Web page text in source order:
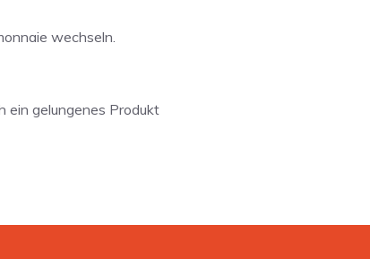
wechseln.
ein gelungenes Produkt